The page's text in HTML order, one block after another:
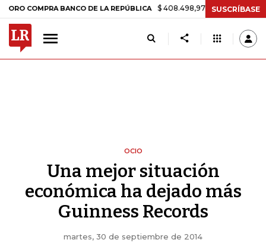
BANCO DE LA REPÚBLICA $ 408.498,97 +$ 8.753,81 +2,19%
SUSCRÍBASE
OCIO
Una mejor situación
económica ha dejado más
Guinness Records
martes, 30 de septiembre de 2014